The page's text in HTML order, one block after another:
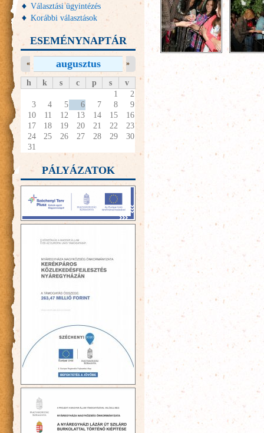
Választási ügyintézés
Korábbi választások
ESEMÉNYNAPTÁR
augusztus
« »
h k s c p s
v
1
2
3
4 5 6 7 8
9
10
11 12 13 14 15
16
17
18 19 20 21 22
23
24
25 26 27 28 29
30
31
PÁLYÁZATOK